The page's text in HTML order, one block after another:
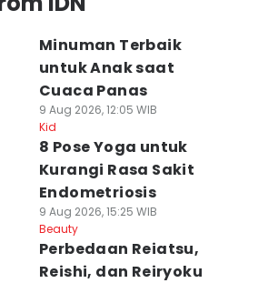
Minuman Terbaik
untuk Anak saat
Cuaca Panas
9 Aug 2026, 12:05 WIB
Kid
8 Pose Yoga untuk
Kurangi Rasa Sakit
Endometriosis
9 Aug 2026, 15:25 WIB
Beauty
Perbedaan Reiatsu,
Reishi, dan Reiryoku